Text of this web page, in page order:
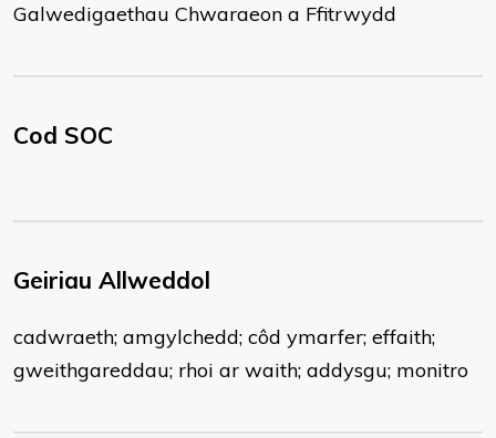
Galwedigaethau Chwaraeon a Ffitrwydd
Cod SOC
Geiriau Allweddol
cadwraeth; amgylchedd; côd ymarfer; effaith;
gweithgareddau; rhoi ar waith; addysgu; monitro